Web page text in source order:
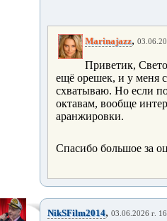
Marinajazz,
Приветик,
ещё орешек, и у меня
схватываю. Но если
октавам, вообще
аранжировки.
Спасибо большое за
NikSFilm2014, 03.06.2026 г.